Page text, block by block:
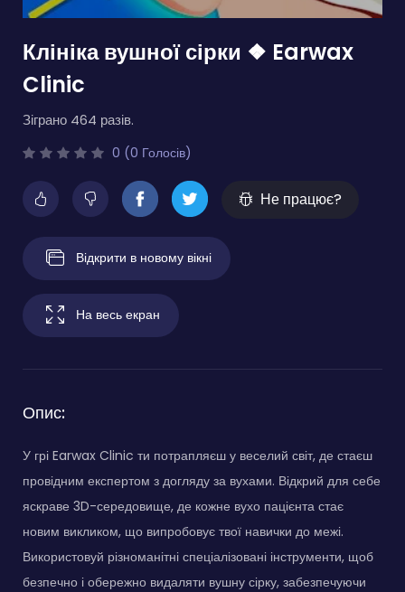
Клініка вушної сірки ❖ Earwax
Clinic
Зіграно 464 разів.
0 (0 Голосів)
Не працює?
Відкрити в новому вікні
На весь екран
Опис:
У грі Earwax Clinic ти потрапляєш у веселий світ, де стаєш
провідним експертом з догляду за вухами. Відкрий для себе
яскраве 3D-середовище, де кожне вухо пацієнта стає
новим викликом, що випробовує твої навички до межі.
Використовуй різноманітні спеціалізовані інструменти, щоб
безпечно і обережно видаляти вушну сірку, забезпечуючи